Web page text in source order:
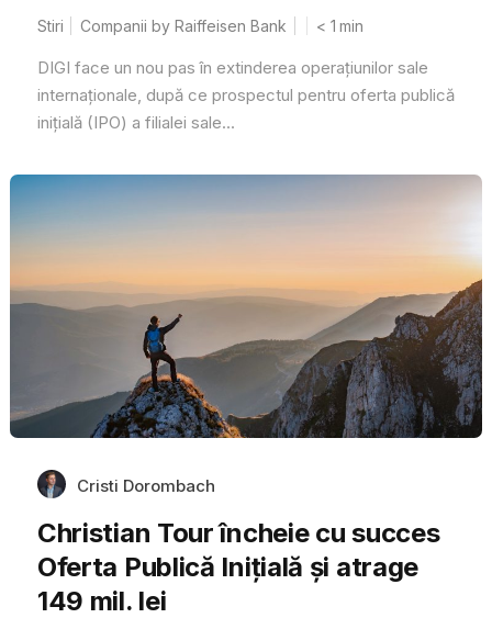
Stiri Companii by Raiffeisen Bank < 1 min
DIGI face un nou pas în extinderea operațiunilor sale
internaționale, după ce prospectul pentru oferta publică
inițială (IPO) a filialei sale...
Cristi Dorombach
Christian Tour încheie cu succes
Oferta Publică Inițială și atrage
149 mil. lei